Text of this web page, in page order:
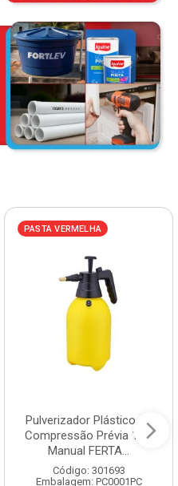
PASTA VERMELHA
Pulverizador Plástico de
Compressão Prévia 1,5L
Manual FERTA...
Código: 301693
Embalagem: PC0001PC